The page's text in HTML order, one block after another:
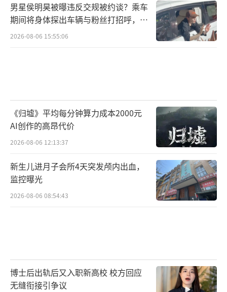
男星侯明昊被曝违反交规被约谈？乘车
期间将身体探出车辆与粉丝打招呼，当
地交警回应
2026-08-06 15:55:06
《归墟》平均每分钟算力成本2000元
AI创作的高昂代价
2026-08-06 12:13:37
新生儿进月子会所4天突发颅内出血，
监控曝光
2026-08-06 08:54:43
博士后出轨后又入职新高校 校方回应
无缝衔接引争议